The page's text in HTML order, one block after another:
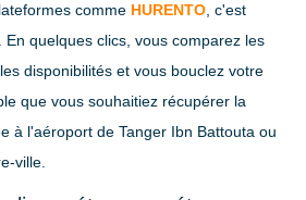
comme HURENTO , c'est
quelques clics, vous comparez les
disponibilités et vous bouclez votre
que vous souhaitiez récupérer la
à l'aéroport de Tanger Ibn Battouta ou
ville.